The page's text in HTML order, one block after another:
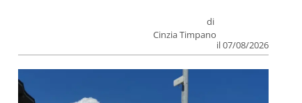
di
Cinzia Timpano
il 07/08/2026